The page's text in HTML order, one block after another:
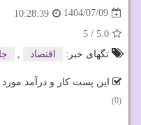
1404/07/09
10:28:39
5.0
/
5
تگهای خبر:
اقتصاد ,
این پست کار و درآمد
(0)